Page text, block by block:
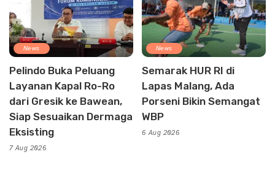
News
Pelindo Buka Peluang
Layanan Kapal Ro-Ro
dari Gresik ke Bawean,
Siap Sesuaikan Dermaga
Eksisting
7 Aug 2026
News
Semarak HUR RI di
Lapas Malang, Ada
Porseni Bikin Semangat
WBP
6 Aug 2026